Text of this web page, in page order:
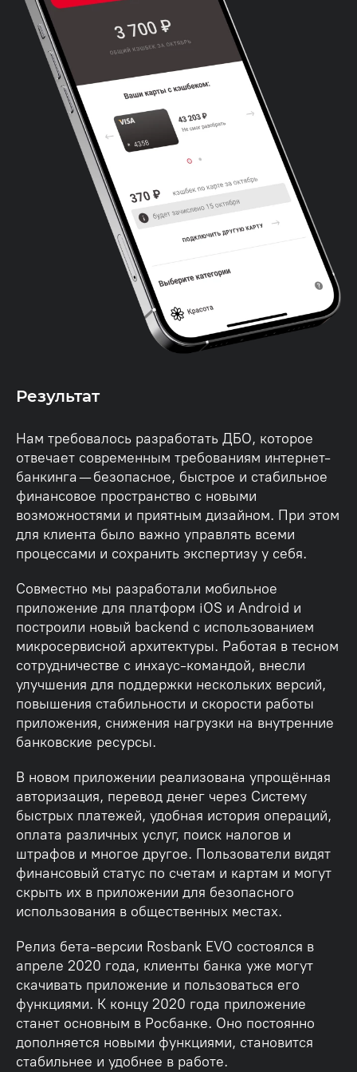
Результат
Нам требовалось разработать ДБО, которое
отвечает современным требованиям интернет-
банкинга — безопасное, быстрое и стабильное
финансовое пространство с новыми
возможностями и приятным дизайном. При этом
для клиента было важно управлять всеми
процессами и сохранить экспертизу у себя.
Совместно мы разработали мобильное
приложение для платформ iOS и Android и
построили новый backend с использованием
микросервисной архитектуры. Работая в тесном
сотрудничестве с инхаус-командой, внесли
улучшения для поддержки нескольких версий,
повышения стабильности и скорости работы
приложения, снижения нагрузки на внутренние
банковские ресурсы.
В новом приложении реализована упрощённая
авторизация, перевод денег через Систему
быстрых платежей, удобная история операций,
оплата различных услуг, поиск налогов и
штрафов и многое другое. Пользователи видят
финансовый статус по счетам и картам и могут
скрыть их в приложении для безопасного
использования в общественных местах.
Релиз бета-версии Rosbank EVO состоялся в
апреле 2020 года, клиенты банка уже могут
скачивать приложение и пользоваться его
функциями. К концу 2020 года приложение
станет основным в Росбанке. Оно постоянно
дополняется новыми функциями, становится
стабильнее и удобнее в работе.